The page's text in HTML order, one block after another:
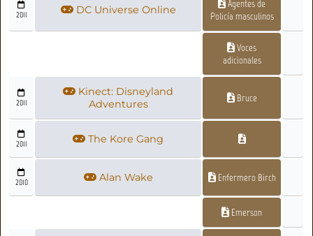
2011 DC Universe Online
Agentes de
Policía masculinos
Voces
adicionales
2011
Kinect: Disneyland
Adventures
Bruce
2011 The Kore Gang
2010 Alan Wake Enfermero Birch
Emerson